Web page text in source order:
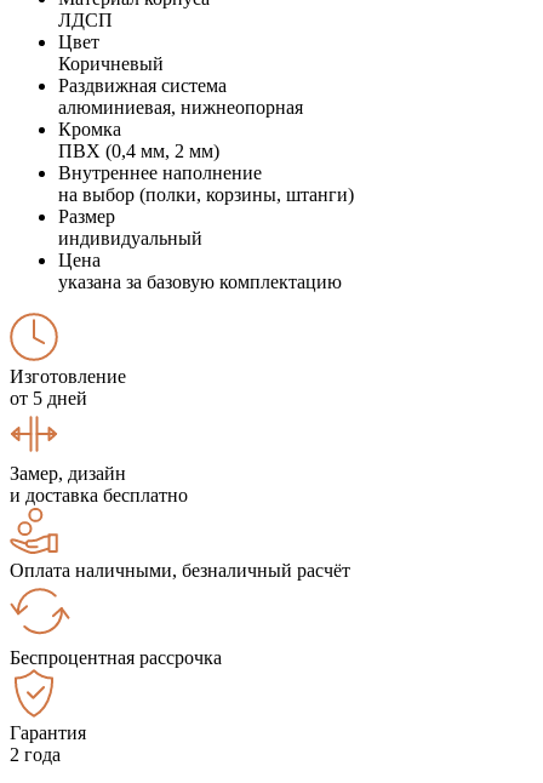
ЛДСП
Цвет
Коричневый
Раздвижная система
алюминиевая, нижнеопорная
Кромка
ПВХ (0,4 мм, 2 мм)
Внутреннее наполнение
на выбор (полки, корзины, штанги)
Размер
индивидуальный
Цена
указана за базовую комплектацию
Изготовление
от 5 дней
Замер, дизайн
и доставка бесплатно
Оплата наличными, безналичный расчёт
Беспроцентная рассрочка
Гарантия
2 года